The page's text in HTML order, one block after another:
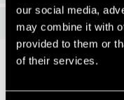
our social media,
may combine it with
provided to them or
of their services.